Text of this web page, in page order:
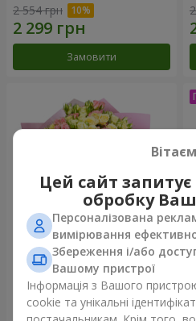
2 554 грн
Замовити
Мікс "Планета троянд" із 51
кущової троянди
6 540 грн
Цей сайт
обробку
Персоналізована
вимірювання
Збереження і/або
Вашому пристрої
Інформація з Вашого
cookie та унікальні